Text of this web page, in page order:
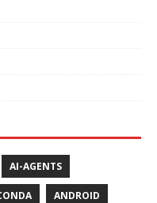
AI-AGENTS
ANDROID